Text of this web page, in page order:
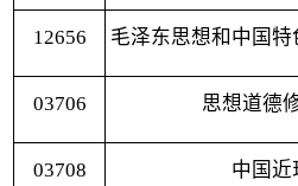
12656 毛泽东思想和中国
03706 思想道德
03708 中国近